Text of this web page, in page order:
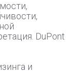
DuPont
и